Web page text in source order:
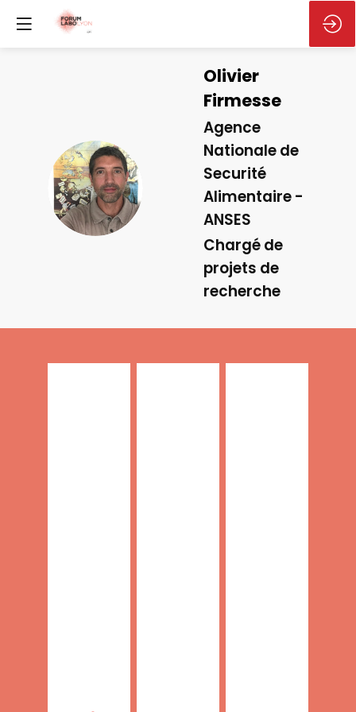
OF
Olivier
Firmesse
Agence
Nationale de
Securité
Alimentaire -
ANSES
Chargé de
projets de
recherche